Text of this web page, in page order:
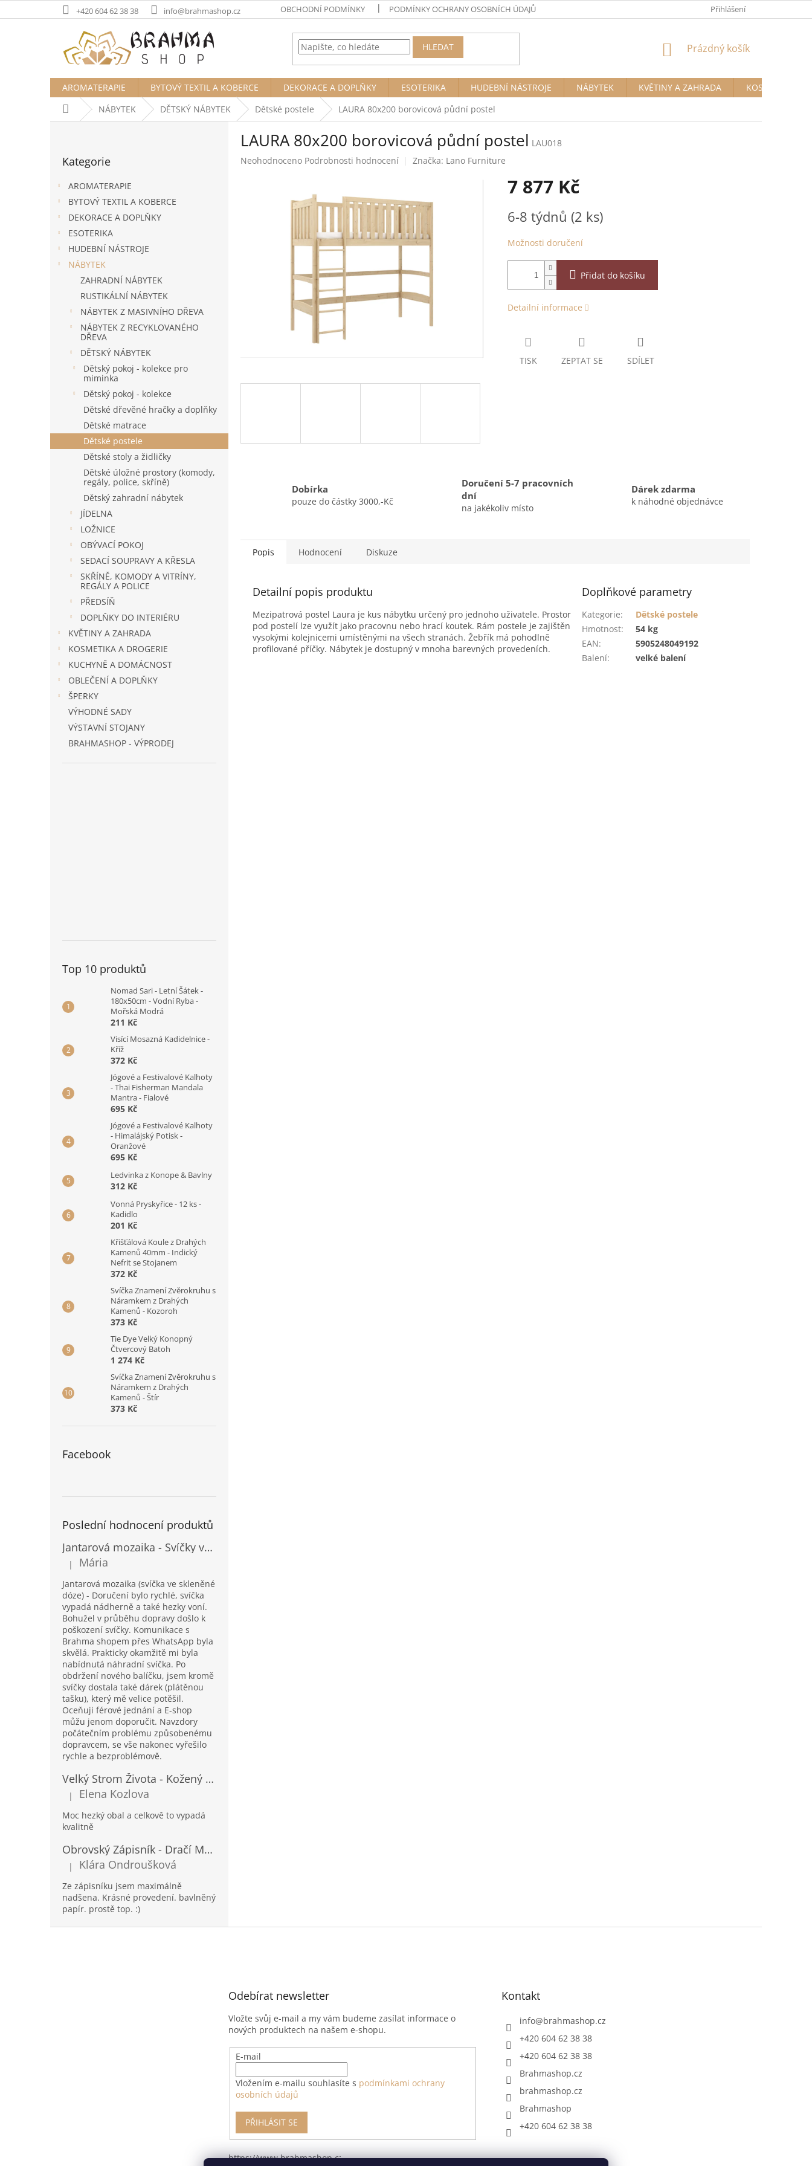
na
+420 604 62 38 38 info@brahmashop.cz OBCHODNÍ PODMÍNKY PODMÍNKY OCHRANY OSOBNÍCH ÚDAJŮ Přihlášení
HLEDAT
NÁKUPNÍ
Prázdný košík
AROMATERAPIE BYTOVÝ TEXTIL A KOBERCE DEKORACE A DOPLŇKY ESOTERIKA HUDEBNÍ NÁSTROJE NÁBYTEK KVĚTINY A ZAHRADA
KOSMETIKA A
Domů NÁBYTEK DĚTSKÝ NÁBYTEK Dětské postele LAURA 80x200 borovicová půdní postel
kategorie
Kategorie
AROMATERAPIE
BYTOVÝ TEXTIL A KOBERCE
DEKORACE A DOPLŇKY
ESOTERIKA
HUDEBNÍ NÁSTROJE
NÁBYTEK
ZAHRADNÍ NÁBYTEK
RUSTIKÁLNÍ NÁBYTEK
NÁBYTEK Z MASIVNÍHO DŘEVA
NÁBYTEK Z RECYKLOVANÉHO
DŘEVA
DĚTSKÝ NÁBYTEK
Dětský pokoj - kolekce pro
miminka
Dětský pokoj - kolekce
Dětské dřevěné hračky a doplňky
Dětské matrace
Dětské postele
Dětské stoly a židličky
Dětské úložné prostory (komody,
regály, police, skříně)
Dětský zahradní nábytek
JÍDELNA
LOŽNICE
OBÝVACÍ POKOJ
SEDACÍ SOUPRAVY A KŘESLA
SKŘÍNĚ, KOMODY A VITRÍNY,
REGÁLY A POLICE
PŘEDSÍŇ
DOPLŇKY DO INTERIÉRU
KVĚTINY A ZAHRADA
KOSMETIKA A DROGERIE
KUCHYNĚ A DOMÁCNOST
OBLEČENÍ A DOPLŇKY
ŠPERKY
VÝHODNÉ SADY
VÝSTAVNÍ STOJANY
BRAHMASHOP - VÝPRODEJ
Top 10 produktů
Nomad Sari - Letní Šátek -
180x50cm - Vodní Ryba -
Mořská Modrá
211 Kč
Visící Mosazná Kadidelnice -
Kříž
372 Kč
Jógové a Festivalové Kalhoty
- Thai Fisherman Mandala
Mantra - Fialové
695 Kč
Jógové a Festivalové Kalhoty
- Himalájský Potisk -
Oranžové
695 Kč
Ledvinka z Konope & Bavlny
312 Kč
Vonná Pryskyřice - 12 ks -
Kadidlo
201 Kč
Křišťálová Koule z Drahých
Kamenů 40mm - Indický
Nefrit se Stojanem
372 Kč
Svíčka Znamení Zvěrokruhu s
Náramkem z Drahých
Kamenů - Kozoroh
373 Kč
Tie Dye Velký Konopný
Čtvercový Batoh
1 274 Kč
Svíčka Znamení Zvěrokruhu s
Náramkem z Drahých
Kamenů - Štír
373 Kč
Facebook
Poslední hodnocení produktů
Jantarová mozaika - Svíčky ve skleněných dózách - Vysoké
Hodnocení produktu je 5 z 5 hvězdiček.
| Mária
Jantarová mozaika (svíčka ve skleněné
dóze) - Doručení bylo rychlé, svíčka
vypadá nádherně a také hezky voní.
Bohužel v průběhu dopravy došlo k
poškození svíčky. Komunikace s
Brahma shopem přes WhatsApp byla
skvělá. Prakticky okamžitě mi byla
nabídnutá náhradní svíčka. Po
obdržení nového balíčku, jsem kromě
svíčky dostala také dárek (plátěnou
tašku), který mě velice potěšil.
Oceňuji férové jednání a E-shop
můžu jenom doporučit. Navzdory
počátečním problému způsobenému
dopravcem, se vše nakonec vyřešilo
rychle a bezproblémově.
Velký Strom Života - Kožený Zápisník se Šňůrkou a Kamínkem - 20x16x2cm - 160 Stran
Hodnocení produktu je 5 z 5 hvězdiček.
| Elena Kozlova
Moc hezký obal a celkově to vypadá
kvalitně
Obrovský Zápisník - Dračí Mandala s Chakra Kameny - 100 Stran - 25x34cm
Hodnocení produktu je 5 z 5 hvězdiček.
| Klára Ondroušková
Ze zápisníku jsem maximálně
nadšena. Krásné provedení. bavlněný
papír. prostě top. :)
LAURA 80x200 borovicová půdní postel LAU018
Průměrné
Neohodnoceno Podrobnosti hodnocení Značka: Lano Furniture
7 877 Kč
cena:
6-8 týdnů (2 ks)
Možnosti doručení
Přidat do košíku
Detailní informace
TISK ZEPTAT SE SDÍLET
Dobírka
pouze do částky 3000,-Kč
Doručení 5-7 pracovních
dní
na jakékoliv místo
Dárek zdarma
k náhodné objednávce
Popis Hodnocení Diskuze
Detailní popis produktu
Mezipatrová postel Laura je kus nábytku určený pro jednoho uživatele. Prostor
pod postelí lze využít jako pracovnu nebo hrací koutek. Rám postele je zajištěn
vysokými kolejnicemi umístěnými na všech stranách. Žebřík má pohodlně
profilované příčky. Nábytek je dostupný v mnoha barevných provedeních.
Doplňkové parametry
Kategorie:
Dětské postele
Hmotnost:
54 kg
EAN:
5905248049192
Balení: velké balení
Odebírat newsletter
Vložte svůj e-mail a my vám budeme zasílat informace o
nových produktech na našem e-shopu.
E-mail
Vložením e-mailu souhlasíte s podmínkami ochrany
osobních údajů
PŘIHLÁSIT SE
Kontakt
info@brahmashop.cz
+420 604 62 38 38
+420 604 62 38 38
Brahmashop.cz
brahmashop.cz
Brahmashop
+420 604 62 38 38
https://www.brahmashop.cz/formular-